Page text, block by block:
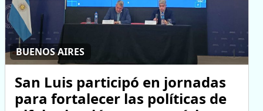
BUENOS AIRES
San Luis participó en jornadas
para fortalecer las políticas de